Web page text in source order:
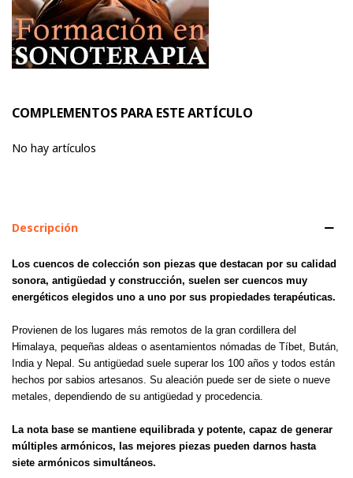
COMPLEMENTOS PARA ESTE ARTÍCULO
No hay artículos
Descripción
Los cuencos de colección son piezas que destacan por su calidad
sonora, antigüedad y construcción, suelen ser cuencos muy
energéticos elegidos uno a uno por sus propiedades terapéuticas.
Provienen de los lugares más remotos de la gran cordillera del
Himalaya, pequeñas aldeas o asentamientos nómadas de Tíbet, Bután,
India y Nepal. Su antigüedad suele superar los 100 años y todos están
hechos por sabios artesanos. Su aleación puede ser de siete o nueve
metales, dependiendo de su antigüedad y procedencia.
La nota base se mantiene equilibrada y potente, capaz de generar
múltiples armónicos, las mejores piezas pueden darnos hasta
siete armónicos simultáneos.